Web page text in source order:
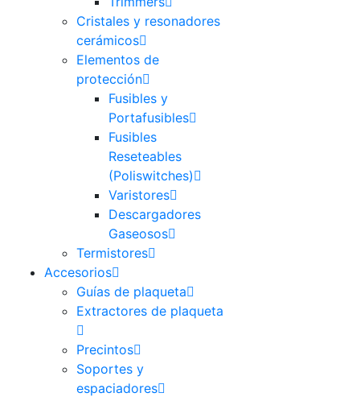
Cristales y resonadores
cerámicos
Elementos de
protección
Fusibles y
Portafusibles
Fusibles
Reseteables
(Poliswitches)
Varistores
Descargadores
Gaseosos
Termistores
Accesorios
Guías de plaqueta
Extractores de plaqueta
Precintos
Soportes y
espaciadores